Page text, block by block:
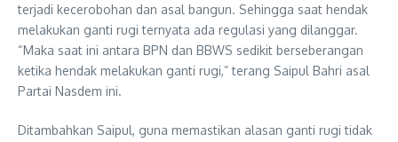
terjadi kecerobohan dan asal bangun. Sehingga saat hendak
melakukan ganti rugi ternyata ada regulasi yang dilanggar.
“Maka saat ini antara BPN dan BBWS sedikit berseberangan
ketika hendak melakukan ganti rugi,” terang Saipul Bahri asal
Partai Nasdem ini.
Ditambahkan Saipul, guna memastikan alasan ganti rugi tidak